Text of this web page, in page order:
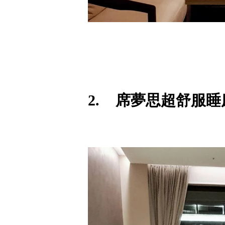
2. 席夢思超舒服睡